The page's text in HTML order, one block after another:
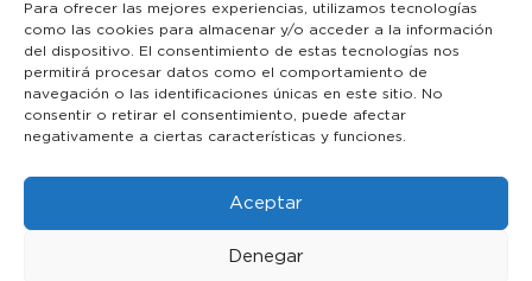
Para ofrecer las mejores experiencias, utilizamos tecnologías
como las cookies para almacenar y/o acceder a la información
del dispositivo. El consentimiento de estas tecnologías nos
permitirá procesar datos como el comportamiento de
navegación o las identificaciones únicas en este sitio. No
consentir o retirar el consentimiento, puede afectar
negativamente a ciertas características y funciones.
Aceptar
Denegar
LEGAL
AVISO LEGAL
POLÍTICA DE COOKIES